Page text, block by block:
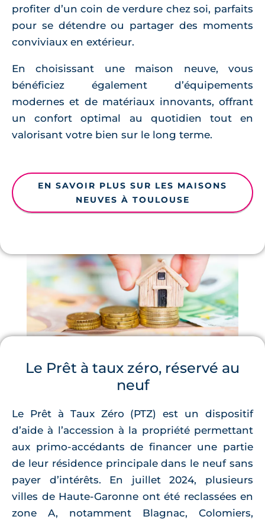
profiter d’un coin de verdure chez soi, parfaits
pour se détendre ou partager des moments
conviviaux en extérieur.
En choisissant une maison neuve, vous
bénéficiez également d’équipements
modernes et de matériaux innovants, offrant
un confort optimal au quotidien tout en
valorisant votre bien sur le long terme.
EN SAVOIR PLUS SUR LES MAISONS
NEUVES À TOULOUSE
Le Prêt à taux zéro, réservé au
neuf
Le Prêt à Taux Zéro (PTZ) est un dispositif
d’aide à l’accession à la propriété permettant
aux primo-accédants de financer une partie
de leur résidence principale dans le neuf sans
payer d’intérêts. En juillet 2024, plusieurs
villes de Haute-Garonne ont été reclassées en
zone A, notamment Blagnac, Colomiers,